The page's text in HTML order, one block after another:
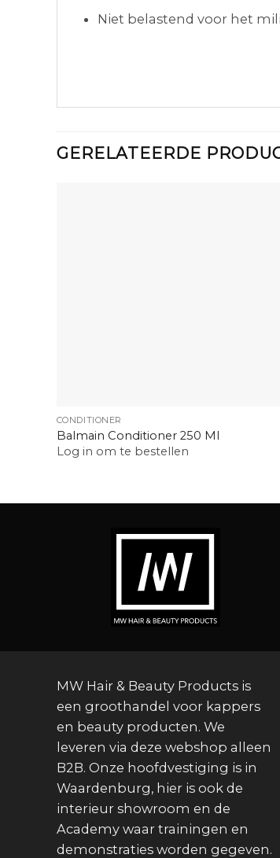
Niet belastend voor het
GERELATEERDE
CONDITIONER
Balmain Conditioner 250 Ml
Log in om te bestellen
MW Hair & Beauty Products is
een groothandel voor kappers
en beauty producten. We
leveren via deze webshop alleen
B2B. Onze hoofdvestiging is in
Waardenburg, hier is ook de
interieur showroom en de
Academy waar trainingen en
demonstraties worden gegeven.